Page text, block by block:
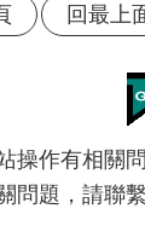
回最上
操作有相關
問題，請聯